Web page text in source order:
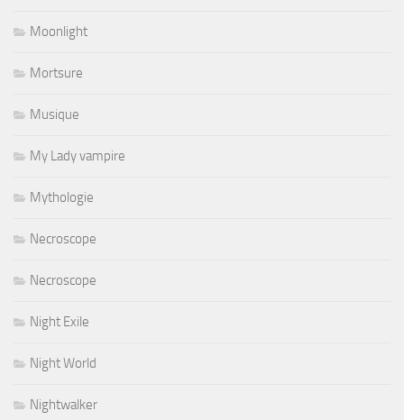
Moonlight
Mortsure
Musique
My Lady vampire
Mythologie
Necroscope
Necroscope
Night Exile
Night World
Nightwalker